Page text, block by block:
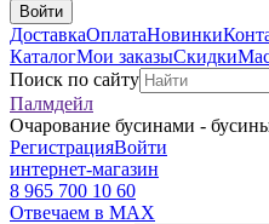
Войти
ДоставкаОплатаНовинки
КаталогМои заказыСкидки
Поиск по сайту
Палмдейл
Очарование бусинами -
РегистрацияВойти
интернет-магазин
8 965 700 10 60
Отвечаем в MAX